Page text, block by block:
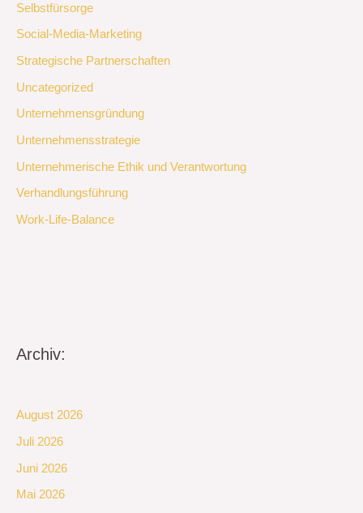
Selbstfürsorge
Social-Media-Marketing
Strategische Partnerschaften
Uncategorized
Unternehmensgründung
Unternehmensstrategie
Unternehmerische Ethik und Verantwortung
Verhandlungsführung
Work-Life-Balance
Archiv:
August 2026
Juli 2026
Juni 2026
Mai 2026